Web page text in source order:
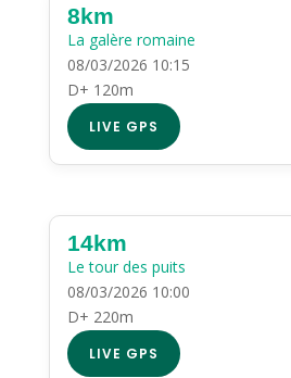
8km
La galère romaine
08/03/2026 10:15
D+ 120m
LIVE GPS
14km
Le tour des puits
08/03/2026 10:00
D+ 220m
LIVE GPS